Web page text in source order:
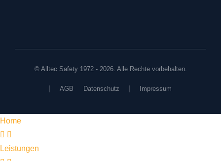
© Alltec Safety 1972 - 2026. Alle Rechte vorbehalten.
AGB Datenschutz Impressum
Home
Leistungen